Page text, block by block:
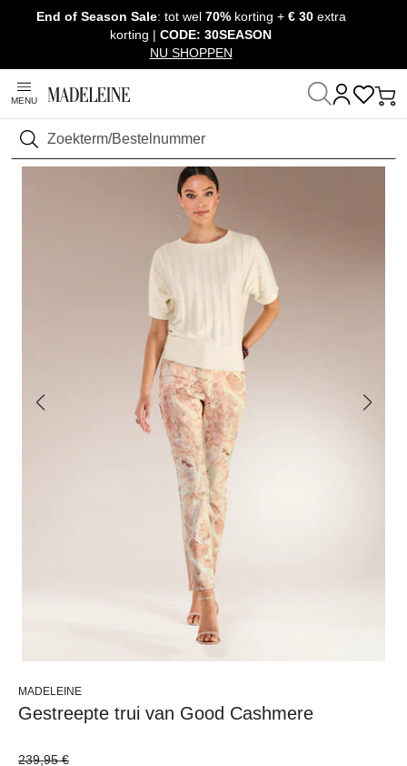
Navigatie overslaan, direct naar content
End of Season Sale: tot wel70% korting +€ 30 extra
korting | CODE: 30SEASON
NU SHOPPEN
MENU
Zoeken
Thuis Kleding
MADELEINE
Gestreepte trui van Good Cashmere
239,95 €